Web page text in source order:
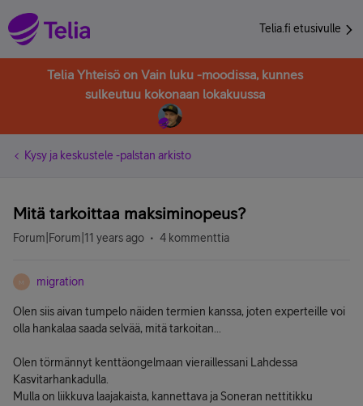
Telia.fi etusivulle
Telia Yhteisö on Vain luku -moodissa, kunnes
sulkeutuu kokonaan lokakuussa
Kysy ja keskustele -palstan arkisto
Mitä tarkoittaa maksiminopeus?
Forum|Forum|11 years ago 4 kommenttia
M migration
Olen siis aivan tumpelo näiden termien kanssa, joten experteille voi
olla hankalaa saada selvää, mitä tarkoitan...
Olen törmännyt kenttäongelmaan vieraillessani Lahdessa
Kasvitarhankadulla.
Mulla on liikkuva laajakaista, kannettava ja Soneran nettitikku